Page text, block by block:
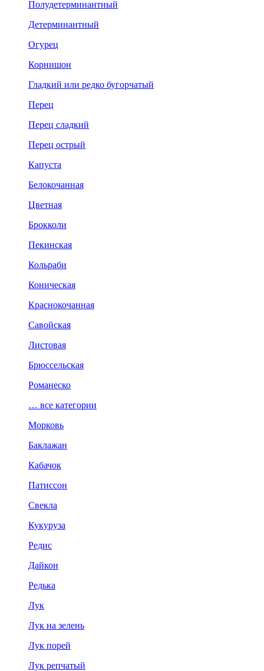
Полудетерминантный
Детерминантный
Огурец
Корнишон
Гладкий или редко бугорчатый
Перец
Перец сладкий
Перец острый
Капуста
Белокочанная
Цветная
Брокколи
Пекинская
Кольраби
Коническая
Краснокочанная
Савойская
Листовая
Брюссельская
Романеско
… все категории
Морковь
Баклажан
Кабачок
Патиссон
Свекла
Кукуруза
Редис
Дайкон
Редька
Лук
Лук на зелень
Лук порей
Лук репчатый